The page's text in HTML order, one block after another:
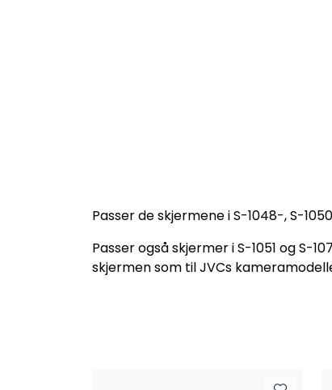
Passer de skjermene i S-1048-, S-
Passer også skjermer i S-1051 og
skjermen som til JVCs